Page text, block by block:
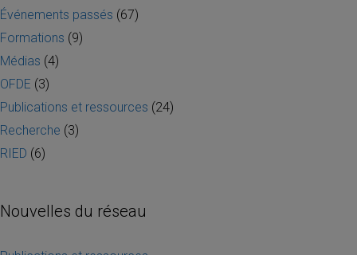
Événements passés (67)
Formations (9)
Médias (4)
OFDE (3)
Publications et ressources (24)
Recherche (3)
RIED (6)
Nouvelles du réseau